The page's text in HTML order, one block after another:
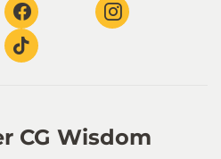
CG Wisdom